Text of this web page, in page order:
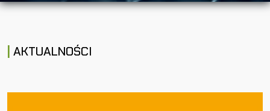
AKTUALNOŚCI